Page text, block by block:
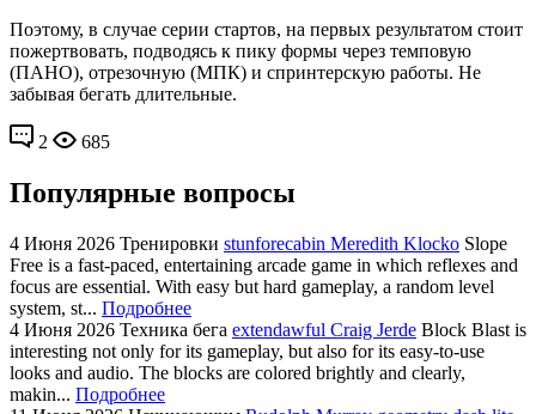
Поэтому, в случае серии стартов, на первых результатом стоит
пожертвовать, подводясь к пику формы через темповую
(ПАНО), отрезочную (МПК) и спринтерскую работы. Не
забывая бегать длительные.
2 685
Популярные вопросы
4 Июня 2026 Тренировки stunforecabin Meredith Klocko Slope
Free is a fast-paced, entertaining arcade game in which reflexes and
focus are essential. With easy but hard gameplay, a random level
system, st... Подробнее
4 Июня 2026 Техника бега extendawful Craig Jerde Block Blast is
interesting not only for its gameplay, but also for its easy-to-use
looks and audio. The blocks are colored brightly and clearly,
makin... Подробнее